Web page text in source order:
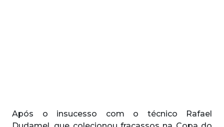
Após o insucesso com o técnico Rafael